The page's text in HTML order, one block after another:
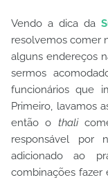
Vendo a dica da
resolvemos comer
alguns endereços
sermos
funcionários que
Primeiro, lavamos
então o thali
responsável por
adicionado ao
combinações fazer